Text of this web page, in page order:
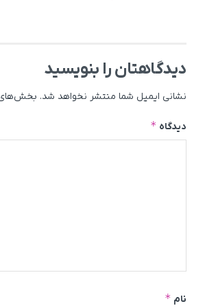
دیدگاهتان را بنویسید
نشانی ایمیل شما منتشر نخواهد شد. بخش‌های
دیدگاه *
نام *